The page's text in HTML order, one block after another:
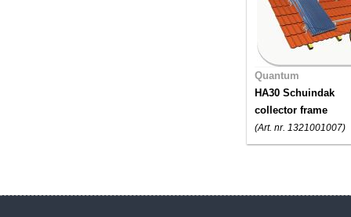
Quantum
HA30 Schuindak
collector frame
(Art. nr. 1321001007)